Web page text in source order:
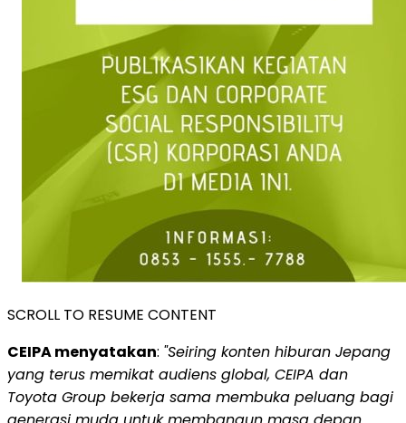
SCROLL TO RESUME CONTENT
CEIPA menyatakan: "Seiring konten hiburan Jepang
yang terus memikat audiens global, CEIPA dan
Toyota Group bekerja sama membuka peluang bagi